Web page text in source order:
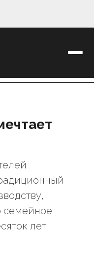
семейное
лет